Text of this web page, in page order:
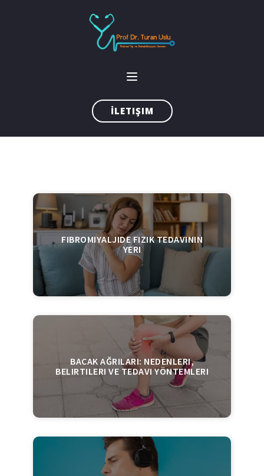
İLETIŞIM
FIBROMIYALJIDE FIZIK TEDAVININ
YERI
BACAK AĞRILARI: NEDENLERI,
BELIRTILERI VE TEDAVI YÖNTEMLERI